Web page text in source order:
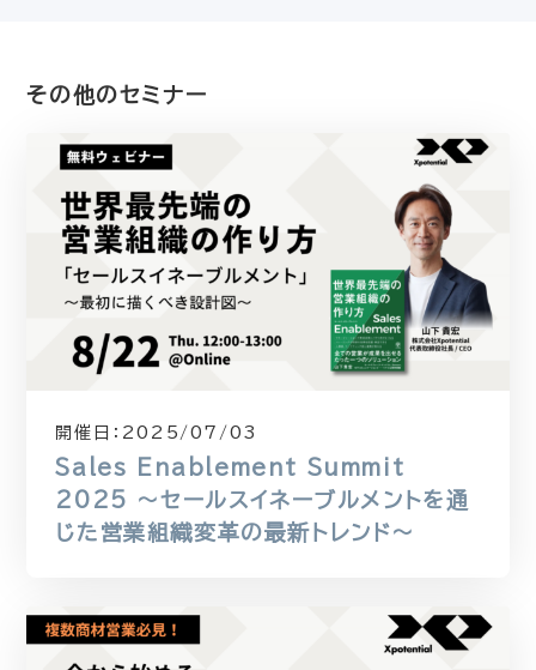
その他のセミナー
開催日： 2025/07/03
Sales Enablement Summit
2025 〜セールスイネーブルメントを通
じた営業組織変革の最新トレンド〜